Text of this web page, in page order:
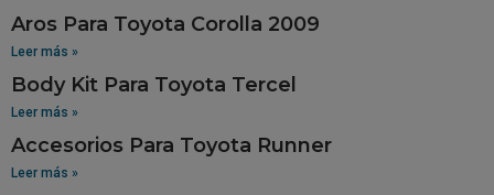
Aros Para Toyota Corolla 2009
Leer más »
Body Kit Para Toyota Tercel
Leer más »
Accesorios Para Toyota Runner
Leer más »